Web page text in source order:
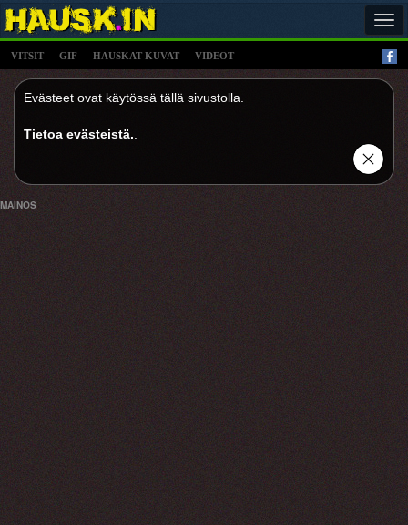
VITSIT GIF HAUSKAT KUVAT VIDEOT
Evästeet ovat käytössä tällä sivustolla.
Tietoa evästeistä.
MAINOS